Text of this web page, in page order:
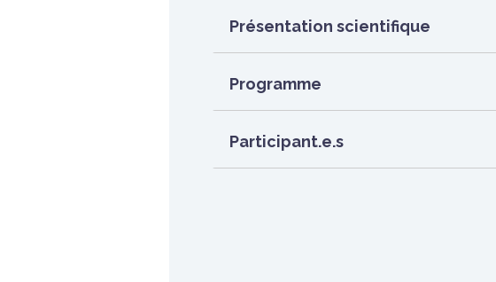
Présentation scientifique
Programme
Participant.e.s